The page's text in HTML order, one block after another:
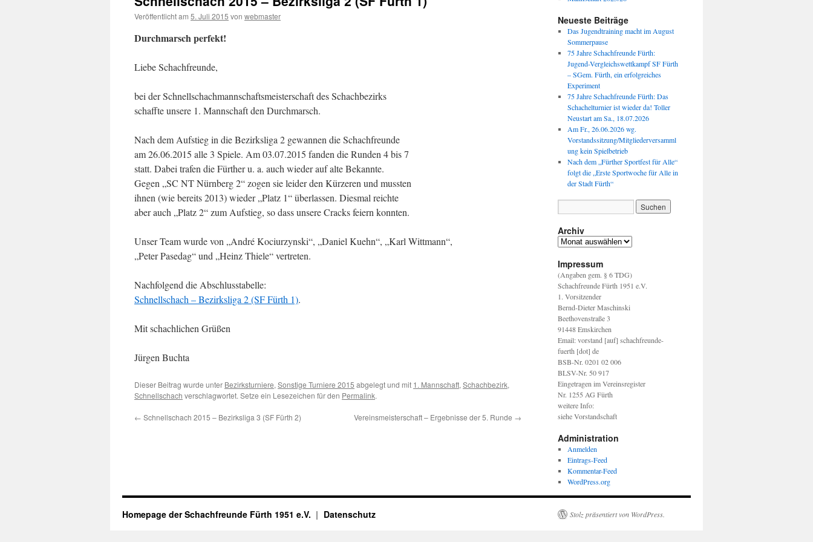
Veröffentlicht am 5. Juli 2015 von webmaster
Durchmarsch perfekt!
Liebe Schachfreunde,
bei der Schnellschachmannschaftsmeisterschaft des Schachbezirks
schaffte unsere 1. Mannschaft den Durchmarsch.
Nach dem Aufstieg in die Bezirksliga 2 gewannen die Schachfreunde
am 26.06.2015 alle 3 Spiele. Am 03.07.2015 fanden die Runden 4 bis 7
statt. Dabei trafen die Fürther u. a. auch wieder auf alte Bekannte.
Gegen „SC NT Nürnberg 2“ zogen sie leider den Kürzeren und mussten
ihnen (wie bereits 2013) wieder „Platz 1“ überlassen. Diesmal reichte
aber auch „Platz 2“ zum Aufstieg, so dass unsere Cracks feiern konnten.
Unser Team wurde von „André Kociurzynski“, „Daniel Kuehn“, „Karl Wittmann“,
„Peter Pasedag“ und „Heinz Thiele“ vertreten.
Nachfolgend die Abschlusstabelle:
Schnellschach – Bezirksliga 2 (SF Fürth 1).
Mit schachlichen Grüßen
Jürgen Buchta
Dieser Beitrag wurde unter Bezirksturniere, Sonstige Turniere 2015 abgelegt und mit 1. Mannschaft, Schachbezirk,
Schnellschach verschlagwortet. Setze ein Lesezeichen für den Permalink.
← Schnellschach 2015 – Bezirksliga 3 (SF Fürth 2) Vereinsmeisterschaft – Ergebnisse der 5. Runde →
Neueste Beiträge
Das Jugendtraining macht im August
Sommerpause
75 Jahre Schachfreunde Fürth:
Jugend-Vergleichswettkampf SF Fürth
– SGem. Fürth, ein erfolgreiches
Experiment
75 Jahre Schachfreunde Fürth: Das
Schachelturnier ist wieder da! Toller
Neustart am Sa., 18.07.2026
Am Fr., 26.06.2026 wg.
Vorstandssitzung/Mitgliederversamml
ung kein Spielbetrieb
Nach dem „Fürther Sportfest für Alle“
folgt die „Erste Sportwoche für Alle in
der Stadt Fürth“
Archiv
Archiv
Impressum
(Angaben gem. § 6 TDG)
Schachfreunde Fürth 1951 e.V.
1. Vorsitzender
Bernd-Dieter Maschinski
Beethovenstraße 3
91448 Emskirchen
Email: vorstand [auf] schachfreunde-
fuerth [dot] de
BSB-Nr. 0201 02 006
BLSV-Nr. 50 917
Eingetragen im Vereinsregister
Nr. 1255 AG Fürth
weitere Info:
siehe Vorstandschaft
Administration
Anmelden
Eintrags-Feed
Kommentar-Feed
WordPress.org
Homepage der Schachfreunde Fürth 1951 e.V. Datenschutz Stolz präsentiert von WordPress.